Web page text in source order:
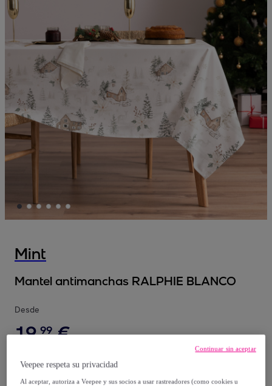
Mint
Mantel antimanchas RALPHIE BLANCO
Desde
19,99 €
55, €
63%
Veepee respeta su privacidad
Al aceptar, autoriza a Veepee y sus socios a usar rastreadores (como cookies u
Continuar sin aceptar